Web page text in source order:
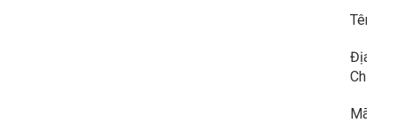
Tên tổ
Địa chỉ:
Chí
Mã số